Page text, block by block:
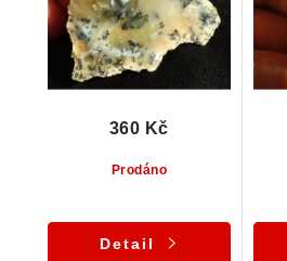
Prodáno
360 Kč
Detail